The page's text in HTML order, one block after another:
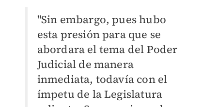
"Sin embargo, pues hubo
esta presión para que se
abordara el tema del Poder
Judicial de manera
inmediata, todavía con el
ímpetu de la Legislatura